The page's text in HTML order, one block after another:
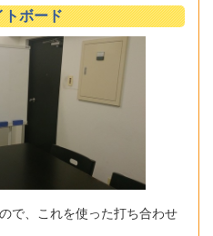
トボード
で、これを使った打ち合わせ